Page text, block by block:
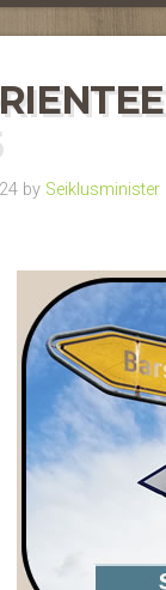
by Seiklusminister